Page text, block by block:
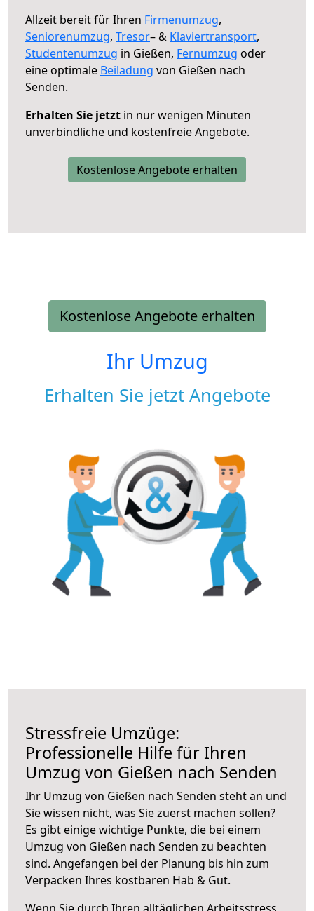
Allzeit bereit für Ihren Firmenumzug,
Seniorenumzug, Tresor– & Klaviertransport,
Studentenumzug in Gießen, Fernumzug oder
eine optimale Beiladung von Gießen nach
Senden.
Erhalten Sie jetzt in nur wenigen Minuten
unverbindliche und kostenfreie Angebote.
Kostenlose Angebote erhalten
Kostenlose Angebote erhalten
Ihr Umzug
Erhalten Sie jetzt Angebote
Stressfreie Umzüge:
Professionelle Hilfe für Ihren
Umzug von Gießen nach Senden
Ihr Umzug von Gießen nach Senden steht an und
Sie wissen nicht, was Sie zuerst machen sollen?
Es gibt einige wichtige Punkte, die bei einem
Umzug von Gießen nach Senden zu beachten
sind. Angefangen bei der Planung bis hin zum
Verpacken Ihres kostbaren Hab & Gut.